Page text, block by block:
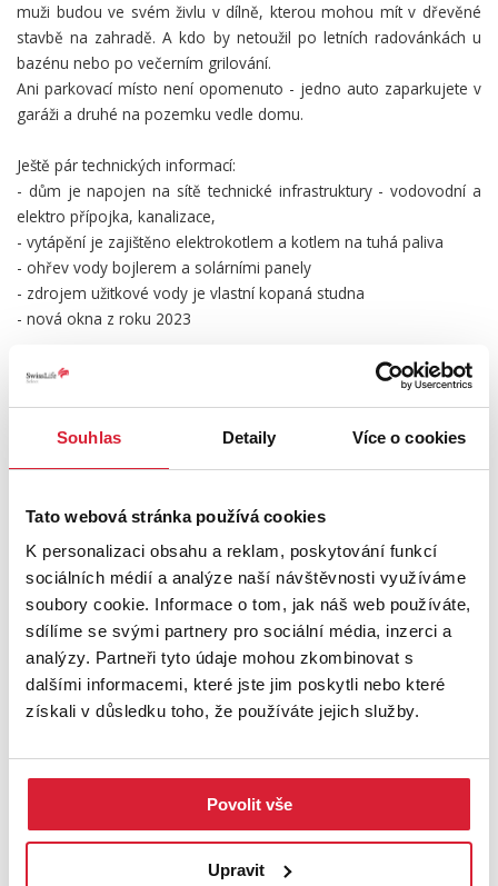
Souhlas Detaily Více o cookies
Tato webová stránka používá cookies
K personalizaci obsahu a reklam, poskytování funkcí
sociálních médií a analýze naší návštěvnosti využíváme
soubory cookie. Informace o tom, jak náš web používáte,
sdílíme se svými partnery pro sociální média, inzerci a
analýzy. Partneři tyto údaje mohou zkombinovat s
dalšími informacemi, které jste jim poskytli nebo které
získali v důsledku toho, že používáte jejich služby.
Povolit vše
Upravit
muži budou ve svém živlu v dílně, kterou mohou mít v dřevěné
stavbě na zahradě. A kdo by netoužil po letních radovánkách u
bazénu nebo po večerním grilování.
Ani parkovací místo není opomenuto - jedno auto zaparkujete v
garáži a druhé na pozemku vedle domu.
Ještě pár technických informací:
- dům je napojen na sítě technické infrastruktury - vodovodní a
elektro přípojka, kanalizace,
- vytápění je zajištěno elektrokotlem a kotlem na tuhá paliva
- ohřev vody bojlerem a solárními panely
- zdrojem užitkové vody je vlastní kopaná studna
- nová okna z roku 2023
A co Vám nabízí obec Vyžlovka? Samoobsluhu, pizzerii,
restauraci, dvě zastávky autobusu, fotbalové hřiště, tenisové
nachází rozhledna Skalka a milovníci přírody mohou také zavítat
do přírodní rezervace Voděradské bučiny.
na okraji jste za pouhých 30 minut.
Tak co říkáte, je to ideální dům právě pro Vás?
Zavolejte a domluvíme se na společné prohlídce. Budu se na Vás
těšit, Vaše makléřka, Lenka Mazánková.
PODROBNOSTI
UMÍSTĚNÍ OBJEKTU